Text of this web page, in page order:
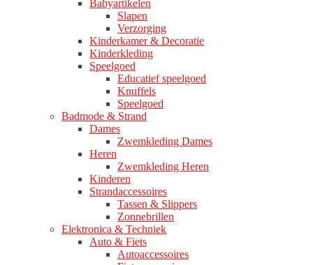
Babyartikelen
Slapen
Verzorging
Kinderkamer & Decoratie
Kinderkleding
Speelgoed
Educatief speelgoed
Knuffels
Speelgoed
Badmode & Strand
Dames
Zwemkleding Dames
Heren
Zwemkleding Heren
Kinderen
Strandaccessoires
Tassen & Slippers
Zonnebrillen
Elektronica & Techniek
Auto & Fiets
Autoaccessoires